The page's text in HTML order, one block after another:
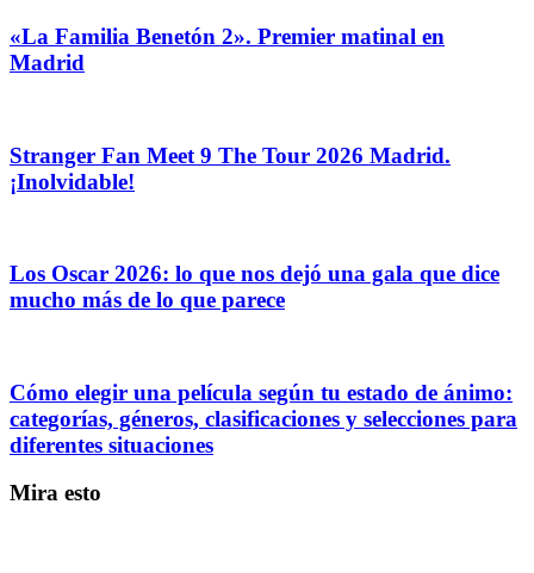
«La Familia Benetón 2». Premier matinal en
Madrid
Stranger Fan Meet 9 The Tour 2026 Madrid.
¡Inolvidable!
Los Oscar 2026: lo que nos dejó una gala que dice
mucho más de lo que parece
Cómo elegir una película según tu estado de ánimo:
categorías, géneros, clasificaciones y selecciones para
diferentes situaciones
Mira esto